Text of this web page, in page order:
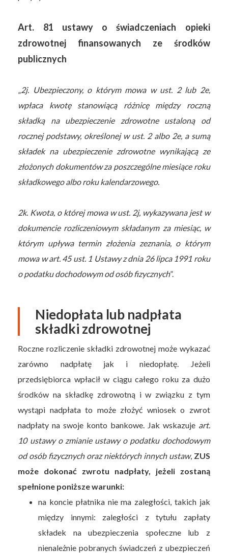
Art. 81 ustawy o świadczeniach opieki
zdrowotnej finansowanych ze środków
publicznych
2j. Ubezpieczony, o którym mowa w ust. 2 lub 2e,
wpłaca kwotę stanowiącą różnicę między roczną
składką na ubezpieczenie zdrowotne ustaloną od
rocznej podstawy, określonej w ust. 2 albo 2e, a sumą
składek na ubezpieczenie zdrowotne wynikającą ze
złożonych dokumentów za poszczególne miesiące roku
składkowego albo roku kalendarzowego.
2k. Kwota, o której mowa w ust. 2j, wykazywana jest w
dokumencie rozliczeniowym składanym za miesiąc, w
którym upływa termin złożenia zeznania, o którym
mowa w art. 45 ust. 1 Ustawy z dnia 26 lipca 1991 roku
o podatku dochodowym od osób fizycznych”.
Niedopłata lub nadpłata
składki zdrowotnej
Roczne rozliczenie składki zdrowotnej może wykazać
zarówno nadpłatę jak i niedopłatę. Jeżeli
przedsiębiorca wpłacił w ciągu całego roku za dużo
środków na składkę zdrowotną i w związku z tym
wystąpi nadpłata to może złożyć wniosek o zwrot
nadpłaty na swoje konto bankowe. Jak wskazuje art.
10 ustawy o zmianie ustawy o podatku dochodowym
od osób fizycznych oraz niektórych innych ustaw, ZUS
może dokonać zwrotu nadpłaty, jeżeli zostaną
spełnione poniższe warunki:
na koncie płatnika nie ma zaległości, takich jak
między innymi: zaległości z tytułu zapłaty
składek na ubezpieczenia społeczne lub z
nienależnie pobranych świadczeń z ubezpieczeń